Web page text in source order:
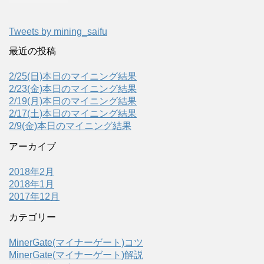
Tweets by mining_saifu
最近の投稿
2/25(日)本日のマイニング結果
2/23(金)本日のマイニング結果
2/19(月)本日のマイニング結果
2/17(土)本日のマイニング結果
2/9(金)本日のマイニング結果
アーカイブ
2018年2月
2018年1月
2017年12月
カテゴリー
MinerGate(マイナーゲート)コツ
MinerGate(マイナーゲート)解説